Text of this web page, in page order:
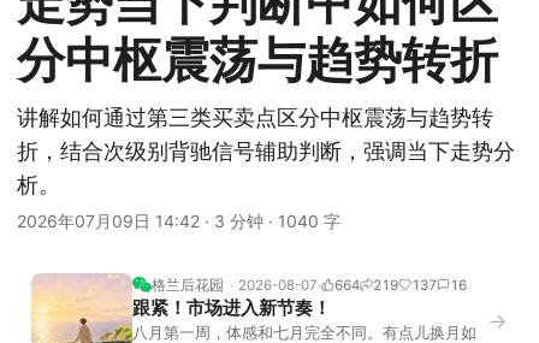
分中枢震荡与趋势转折
讲解如何通过第三类买卖点区分中枢震荡与趋势转
折，结合次级别背驰信号辅助判断，强调当下走势分
析。
2026年07月09日 14:42 · 3 分钟 · 1040 字
格兰后花园 2026-08-07 664 219 137 16
跟紧！市场进入新节奏！
八月第一周，体感和七月完全不同。有点儿换月如
→